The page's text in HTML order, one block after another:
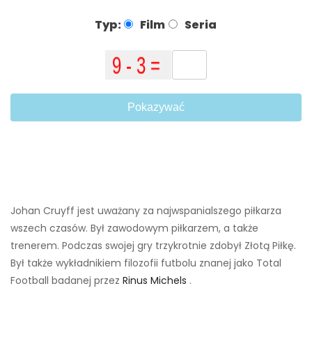
Typ: Film Seria
Pokazywać
Johan Cruyff jest uważany za najwspanialszego piłkarza
wszech czasów. Był zawodowym piłkarzem, a także
trenerem. Podczas swojej gry trzykrotnie zdobył Złotą Piłkę.
Był także wykładnikiem filozofii futbolu znanej jako Total
Football badanej przez Rinus Michels .